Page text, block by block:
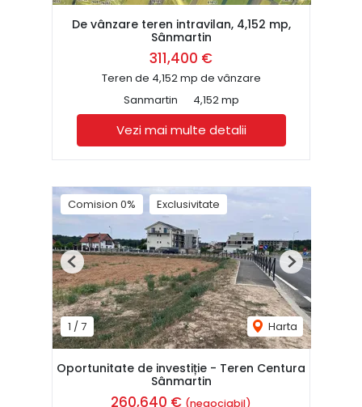
De vânzare teren intravilan, 4,152 mp,
Sânmartin
311,400 €
Teren de 4,152 mp de vânzare
Sanmartin
4,152 mp
Vezi mai multe detalii
Comision 0% Exclusivitate
1 /7 Harta
Previous Next
Oportunitate de investiție - Teren Centura
Sânmartin
260,640 € (negociabil)